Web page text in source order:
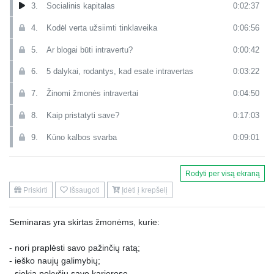
3. Socialinis kapitalas 0:02:37
4. Kodėl verta užsiimti tinklaveika 0:06:56
5. Ar blogai būti intravertu? 0:00:42
6. 5 dalykai, rodantys, kad esate intravertas 0:03:22
7. Žinomi žmonės intravertai 0:04:50
8. Kaip pristatyti save? 0:17:03
9. Kūno kalbos svarba 0:09:01
10. Kaip pasiruošti naujoms pažintims? 0:07:01
11. Kaip kuriamas tikras ryšys? 0:06:13
13. Mokymo santrauka
Rodyti per visą ekraną
Priskirti
Išsaugoti Įdėti į krepšelį
Seminaras yra skirtas žmonėms, kurie:
- nori praplėsti savo pažinčių ratą;
- ieško naujų galimybių;